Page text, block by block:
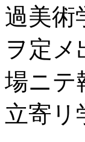
過美術
ヲ定
場ニテ
立寄リ